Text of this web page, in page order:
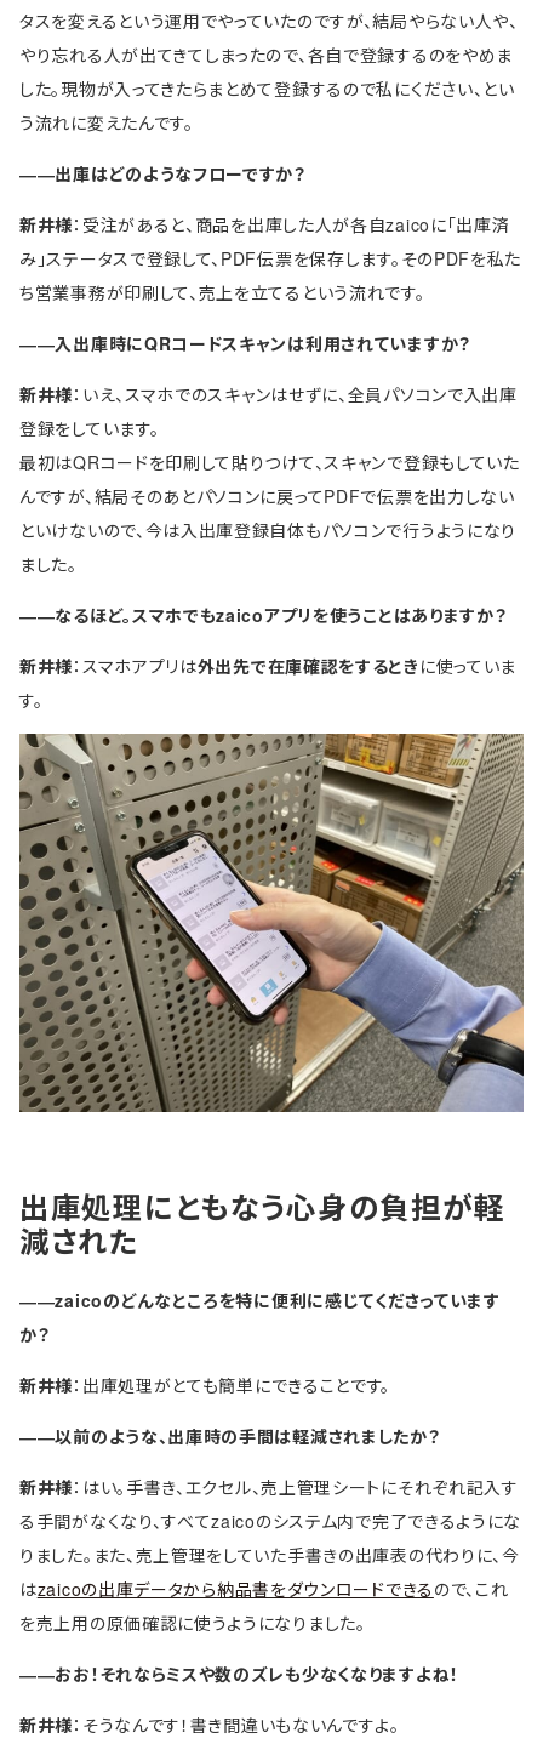
タスを変えるという運用でやっていたのですが、結局やらない人や、
やり忘れる人が出てきてしまったので、各自で登録するのをやめま
した。現物が入ってきたらまとめて登録するので私にください、とい
う流れに変えたんです。
――出庫はどのようなフローですか？
新井様：受注があると、商品を出庫した人が各自zaicoに「出庫済
み」ステータスで登録して、PDF伝票を保存します。そのPDFを私た
ち営業事務が印刷して、売上を立てるという流れです。
――入出庫時にQRコードスキャンは利用されていますか？
新井様：いえ、スマホでのスキャンはせずに、全員パソコンで入出庫
登録をしています。
最初はQRコードを印刷して貼りつけて、スキャンで登録もしていた
んですが、結局そのあとパソコンに戻ってPDFで伝票を出力しない
といけないので、今は入出庫登録自体もパソコンで行うようになり
ました。
――なるほど。スマホでもzaicoアプリを使うことはありますか？
新井様：スマホアプリは外出先で在庫確認をするとき に使っていま
す。
出庫処理にともなう心身の負担が軽
減された
――zaicoのどんなところを特に便利に感じてくださっています
か？
新井様：出庫処理がとても簡単にできることです。
――以前のような、出庫時の手間は軽減されましたか？
新井様：はい。手書き、エクセル、売上管理シートにそれぞれ記入す
る手間がなくなり、すべてzaicoのシステム内で完了できるようにな
りました。また、売上管理をしていた手書きの出庫表の代わりに、今
はzaicoの出庫データから納品書をダウンロードできる ので、これ
を売上用の原価確認に使うようになりました。
――おお！それならミスや数のズレも少なくなりますよね！
新井様：そうなんです！書き間違いもないんですよ。